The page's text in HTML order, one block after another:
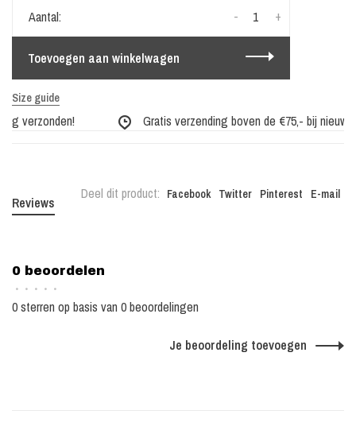
Aantal: +
-
Toevoegen aan winkelwagen
Size guide
verzonden! Gratis verzending boven de €75,- bij nieuwe
Deel dit product: Facebook Twitter Pinterest E-mail
Reviews
0 beoordelen
• • • • •
0 sterren op basis van 0 beoordelingen
Je beoordeling toevoegen